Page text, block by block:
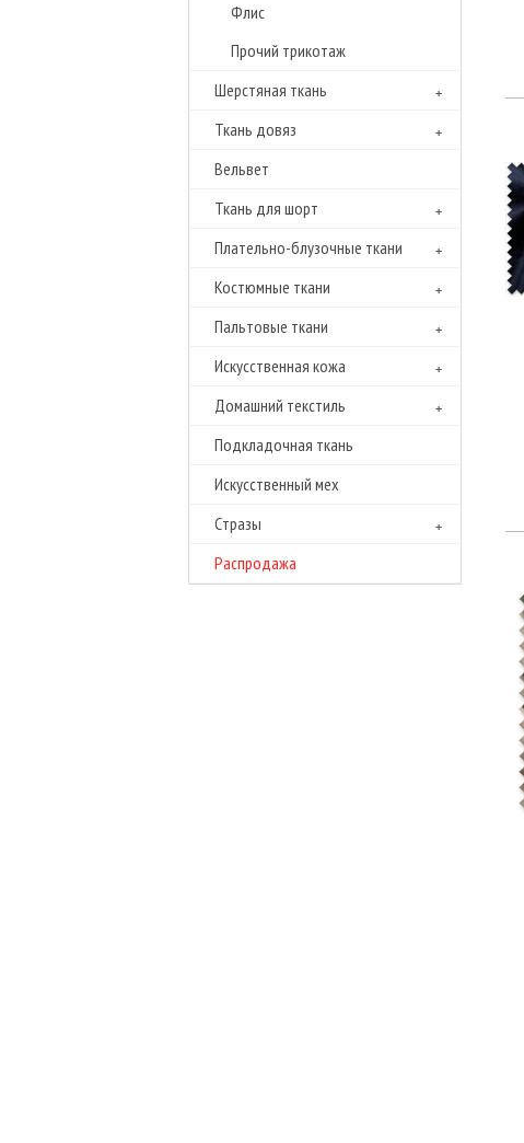
Флиc
Прочий трикотаж
Шерстяная ткань
Ткань довяз
Вельвет
Ткань для шорт
Плательно-блузочные ткани
Костюмные ткани
Пальтовые ткани
Искусственная кожа
Домашний текстиль
Подкладочная ткань
Искусственный мех
Cтразы
Распродажа